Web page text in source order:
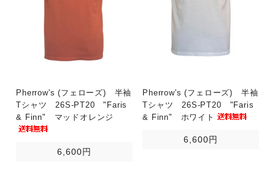
Pherrow's (フェローズ) 半袖
Tシャツ 26S-PT20 "Faris
& Finn" マッドオレンジ
6,600円
Pherrow's (フェローズ) 半袖
Tシャツ 26S-PT20 "Faris
& Finn" ホワイト
6,600円